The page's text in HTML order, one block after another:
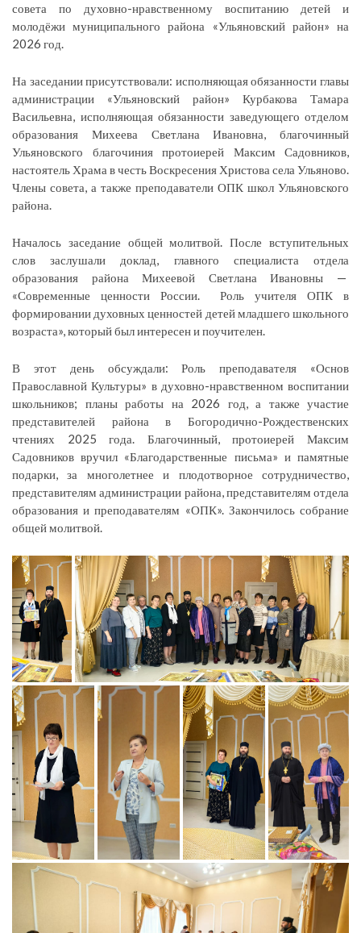
совета по духовно-нравственному воспитанию детей и
молодёжи муниципального района «Ульяновский район» на
2026 год.
На заседании присутствовали: исполняющая обязанности главы
администрации «Ульяновский район» Курбакова Тамара
Васильевна, исполняющая обязанности заведующего отделом
образования Михеева Светлана Ивановна, благочинный
Ульяновского благочиния протоиерей Максим Садовников,
настоятель Храма в честь Воскресения Христова села Ульяново.
Члены совета, а также преподаватели ОПК школ Ульяновского
района.
Началось заседание общей молитвой. После вступительных
слов заслушали доклад, главного специалиста отдела
образования района Михеевой Светлана Ивановны —
«Современные ценности России. Роль учителя ОПК в
формировании духовных ценностей детей младшего школьного
возраста», который был интересен и поучителен.
В этот день обсуждали: Роль преподавателя «Основ
Православной Культуры» в духовно-нравственном воспитании
школьников; планы работы на 2026 год, а также участие
представителей района в Богородично-Рождественских
чтениях 2025 года. Благочинный, протоиерей Максим
Садовников вручил «Благодарственные письма» и памятные
подарки, за многолетнее и плодотворное сотрудничество,
представителям администрации района, представителям отдела
образования и преподавателям «ОПК». Закончилось собрание
общей молитвой.